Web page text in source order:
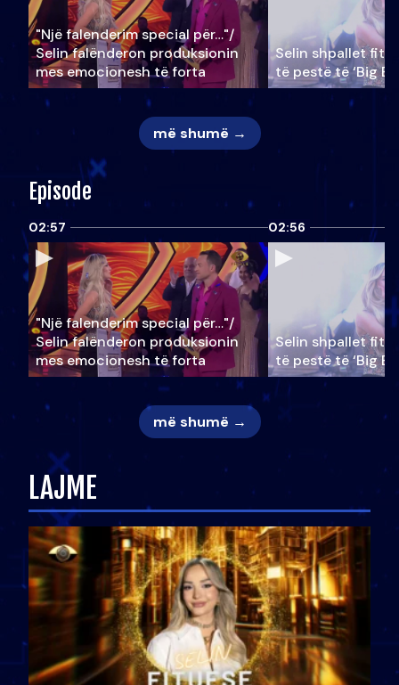
"Një falenderim special për…"/
Selin falënderon produksionin
mes emocionesh të forta
Selin shpallet
të pestë të ‘Big
më shumë →
Episode
02:57
"Një falenderim special për…"/
Selin falënderon produksionin
mes emocionesh të forta
02:56
Selin shpallet
të pestë të ‘Big
më shumë →
LAJME